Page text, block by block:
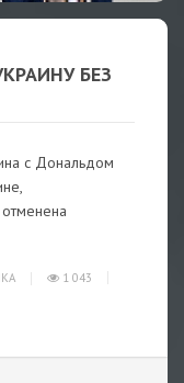
БЕЗ
с Дональдом
1 043